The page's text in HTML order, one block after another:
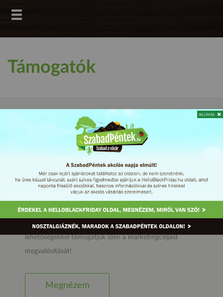
Támogatók
Az Internetes Vásárlás Napja sok éves, majd a
GyerekPéntek és a HelloBlackFriday 2016-os
tapasztalatai és a piaci visszajelzések alapján döntöttünk
a NetPéntek-sorozat elindításáról. A sorozat egységbe
rendezi, és a partnerek számára tervezhetőbbé teszi a
már jól ismert és új (SzabadPéntek, Back-to-School
Friday) (e-)kereskedelmi akciós nagy napjainkhoz való
csatlakozást. Nézd meg, milyen megjelenési
lehetőségekkel támogatjuk idén a marketingcéljaid
megvalósítását!
Megnézem